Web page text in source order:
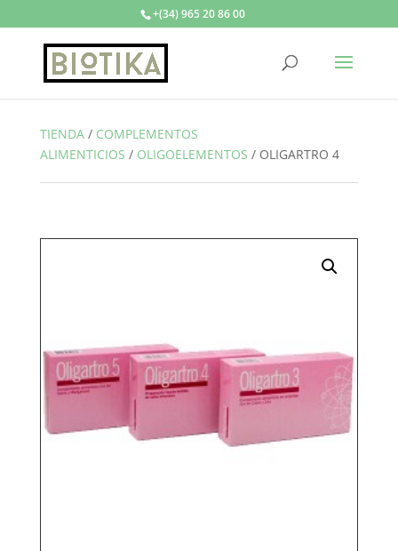
+(34) 965 20 86 00
TIENDA/ COMPLEMENTOS
ALIMENTICIOS / OLIGOELEMENTOS / OLIGARTRO 4